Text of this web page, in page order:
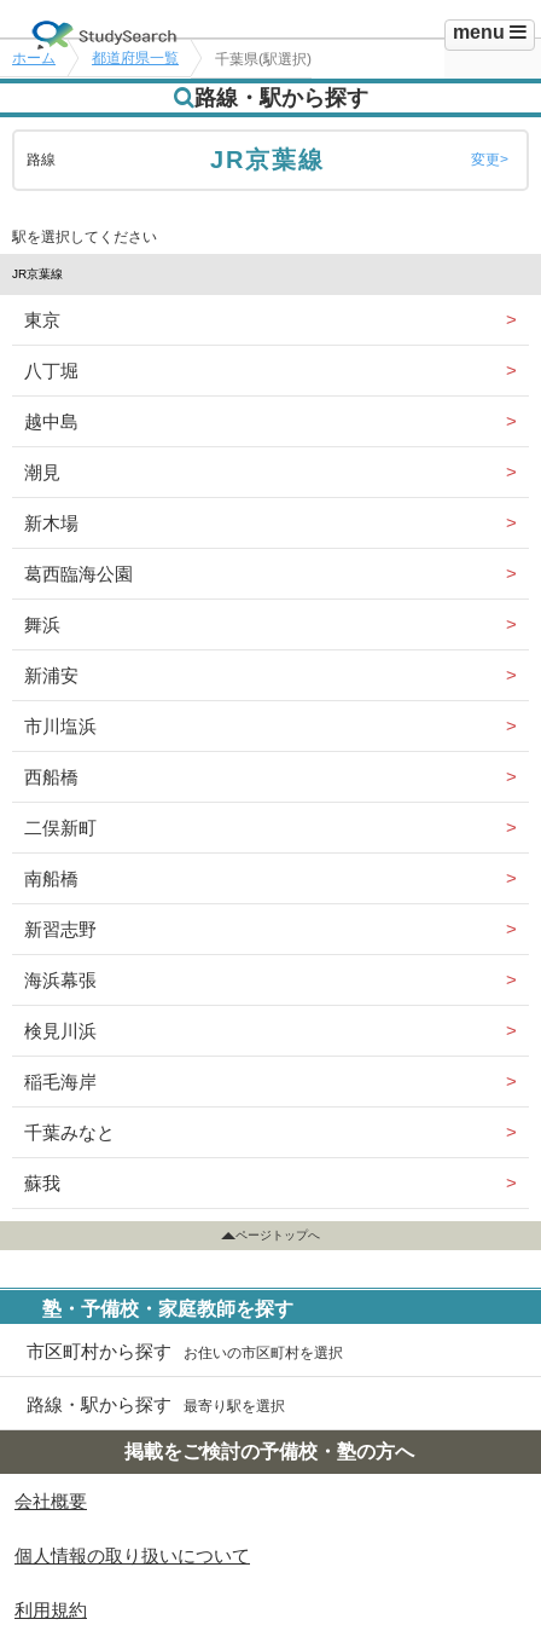
menu
ホーム 都道府県一覧 千葉県(駅選択)
路線・駅から探す
路線 JR京葉線 変更
駅を選択してください
JR京葉線
東京
八丁堀
越中島
潮見
新木場
葛西臨海公園
舞浜
新浦安
市川塩浜
西船橋
二俣新町
南船橋
新習志野
海浜幕張
検見川浜
稲毛海岸
千葉みなと
蘇我
ページトップへ
塾・予備校・家庭教師を探す
市区町村から探す お住いの市区町村を選択
路線・駅から探す 最寄り駅を選択
掲載をご検討の予備校・塾の方へ
会社概要
個人情報の取り扱いについて
利用規約